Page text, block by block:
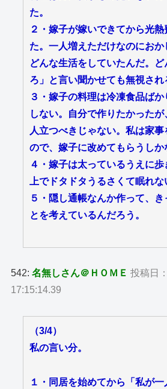
た。
２・嫁子が嫁いできてから光
た。一人増えただけなのにお
どんな生活をしていたんだ。ど
ろ」と言い聞かせても無視され
３・嫁子の料理は冷凍食品ば
しない。自分で作りたかった
人立つべきじゃない。私は家
ので、嫁子に改めてもらうしか
４・嫁子は太っているうえに歩
上でドタドタうるさくて眠れな
５・隠し通帳なんか作って、き
とを考えているんだろう。
542:名無しさん＠ＨＯＭＥ 投稿日
17:15:14.39
（3/4）
私の言い分。
１・同居を始めてから「私が